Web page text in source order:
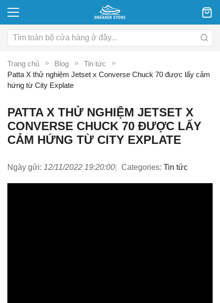
Trang chủ Blog
Tin tức
Patta X thử nghiệm Jetset x Converse Chuck 70 được lấy cảm
hứng từ City Explate
PATTA X THỬ NGHIỆM JETSET X
CONVERSE CHUCK 70 ĐƯỢC LẤY
CẢM HỨNG TỪ CITY EXPLATE
Ngày gửi: 12/11/2022 19:20:00 Categories: Tin tức